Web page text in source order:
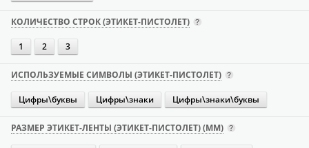
КОЛИЧЕСТВО СТРОК (ЭТИКЕТ-ПИСТОЛЕТ)
1 2 3
ИСПОЛЬЗУЕМЫЕ СИМВОЛЫ (ЭТИКЕТ-ПИСТОЛЕТ)
Цифры\буквы Цифры\знаки Цифры\знаки\буквы
РАЗМЕР ЭТИКЕТ-ЛЕНТЫ (ЭТИКЕТ-ПИСТОЛЕТ) (ММ)